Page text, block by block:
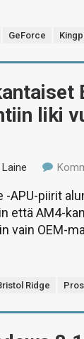
GeForce
liki
-APU-piirit
että AM4-
vain OEM-
Ridge